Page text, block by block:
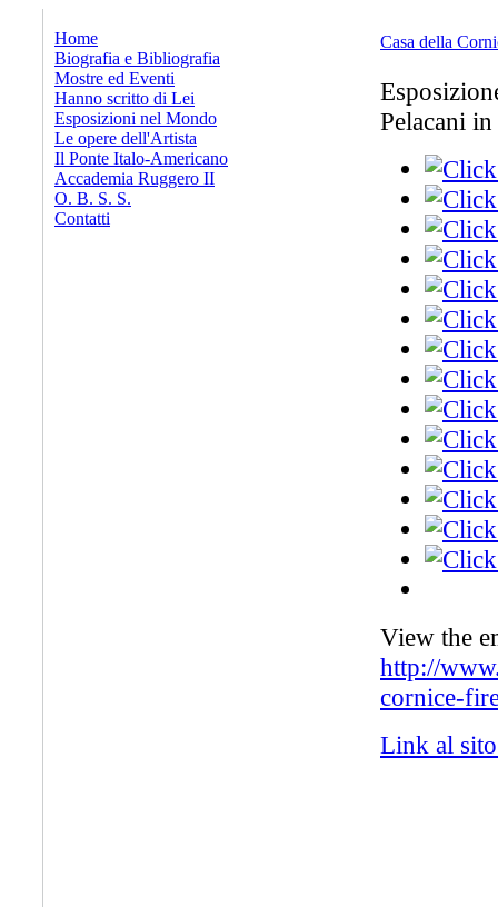
Home
Biografia e Bibliografia
Mostre ed Eventi
Hanno scritto di Lei
Esposizioni nel Mondo
Le opere dell'Artista
Il Ponte Italo-Americano
Accademia Ruggero II
O. B. S. S.
Contatti
Casa della
Pelacani
View the
http://
cornice-
Link al